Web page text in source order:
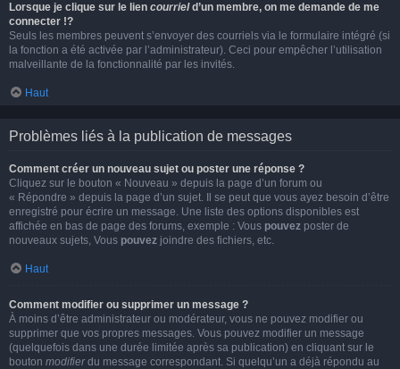
Lorsque je clique sur le lien courrield’un membre, on me demande de me
connecter !?
Seuls les membres peuvent s’envoyer des courriels via le formulaire intégré (si
la fonction a été activée par l’administrateur). Ceci pour empêcher l’utilisation
malveillante de la fonctionnalité par les invités.
Haut
Problèmes liés à la publication de messages
Comment créer un nouveau sujet ou poster une réponse ?
Cliquez sur le bouton « Nouveau » depuis la page d’un forum ou
« Répondre » depuis la page d’un sujet. Il se peut que vous ayez besoin d’être
enregistré pour écrire un message. Une liste des options disponibles est
affichée en bas de page des forums, exemple : Vous pouvez poster de
nouveaux sujets, Vous pouvez joindre des fichiers, etc.
Haut
Comment modifier ou supprimer un message ?
À moins d’être administrateur ou modérateur, vous ne pouvez modifier ou
supprimer que vos propres messages. Vous pouvez modifier un message
(quelquefois dans une durée limitée après sa publication) en cliquant sur le
bouton modifierdu message correspondant. Si quelqu’un a déjà répondu au